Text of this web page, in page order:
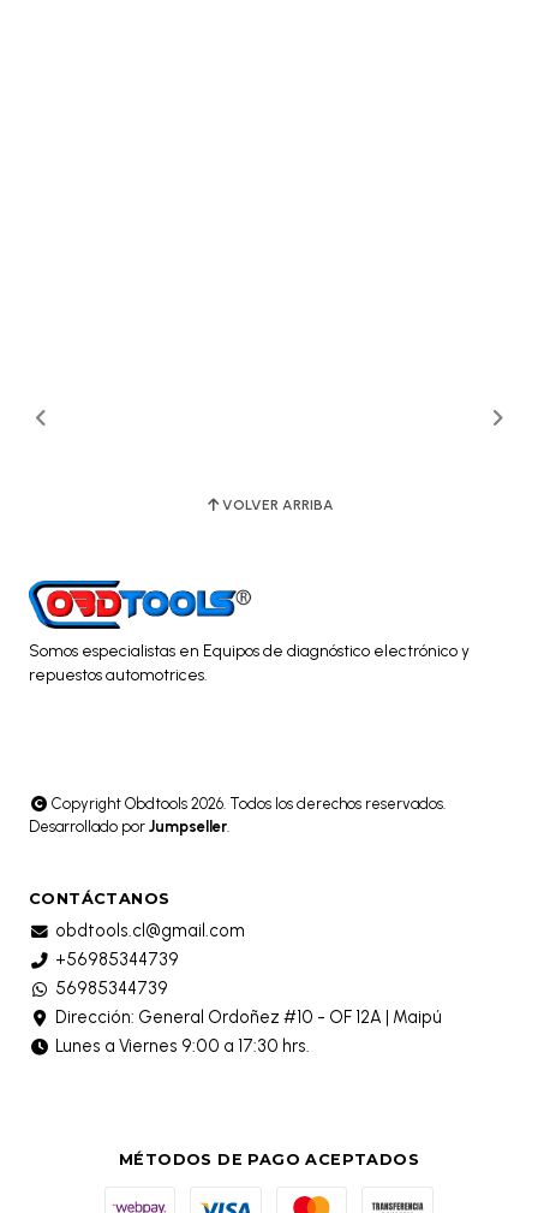
VOLVER ARRIBA
Somos especialistas en Equipos de diagnóstico electrónico y
repuestos automotrices.
Copyright Obdtools 2026. Todos los derechos reservados.
Desarrollado por Jumpseller
CONTÁCTANOS
obdtools.cl@gmail.com
+56985344739
56985344739
Dirección: General Ordoñez #10 - OF 12A | Maipú
Lunes a Viernes 9:00 a 17:30 hrs.
MÉTODOS DE PAGO ACEPTADOS